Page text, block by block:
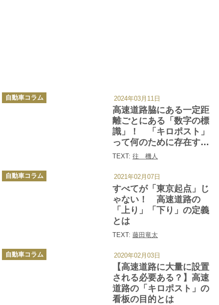
高速道路脇にある一定距
離ごとにある「数字の標
識」！ 「キロポスト」
って何のために存在す
る？
TEXT: 往 機人
カ
テ
自動車コラム 2024年03月11日
すべてが「東京起点」じ
ゃない！ 高速道路の
「上り」「下り」の定義
とは
TEXT: 藤田竜太
カ
テ
自動車コラム 2021年02月07日
【高速道路に大量に設置
される必要ある？】高速
道路の「キロポスト」の
看板の目的とは
カ
テ
自動車コラム 2020年02月03日